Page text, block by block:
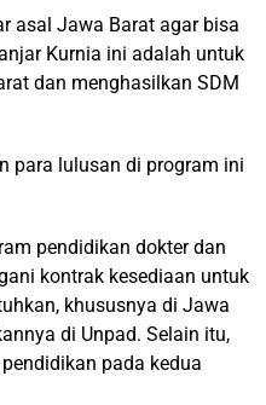
asal Jawa Barat agar bisa
Kurnia ini adalah untuk
dan menghasilkan SDM
para lulusan di program ini
pendidikan dokter dan
kontrak kesediaan untuk
khususnya di Jawa
di Unpad. Selain itu,
pada kedua